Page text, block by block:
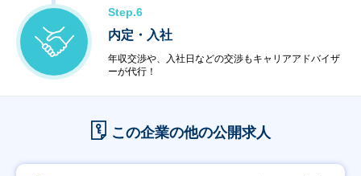
Step.6
内定・入社
年収交渉や、入社日などの交渉もキャリアアドバイザ
ーが代行！
この企業の他の公開求人